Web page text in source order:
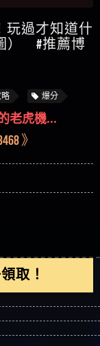
玩過才知道什
） #推薦博
爆分
老虎機...
》
財金 註冊領取！